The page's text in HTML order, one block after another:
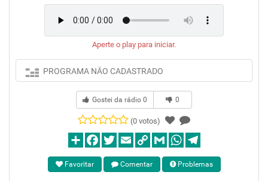
Aperte o play para iniciar.
PROGRAMA NÃO CADASTRADO
Gostei da rádio 0 0
(0 votos)
Favoritar Comentar Problemas